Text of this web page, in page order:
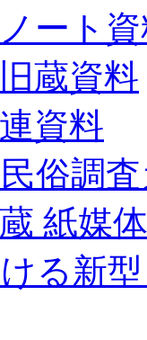
ート
蔵資料
資料
俗調査
紙媒
る新